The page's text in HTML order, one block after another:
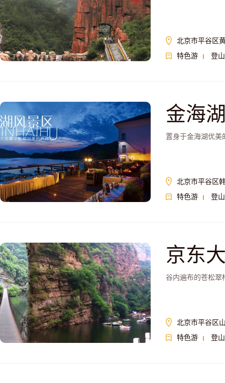
北京市平谷区
特色游
登山
金海
置身于金海湖优美
北京市平谷区
特色游
登山
京东
谷内遍布的苍松翠
北京市平谷区
特色游
登山